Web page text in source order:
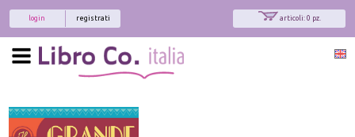
articoli: 0 pz.
registrati
login